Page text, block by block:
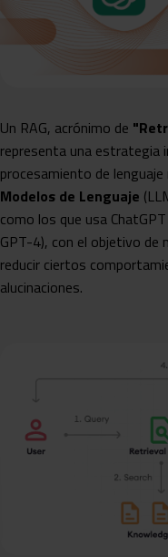
Un RAG, acrónimo de
representa una estrategia
procesamiento de
Modelos de Lenguaje
como los que usa
GPT-4), con el objetivo de
reducir ciertos
alucinaciones.